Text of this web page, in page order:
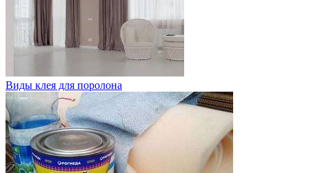
Виды клея для поролона